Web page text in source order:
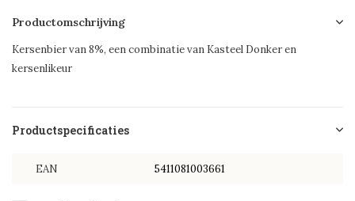
Productomschrijving
Kersenbier van 8%, een combinatie van Kasteel Donker en
kersenlikeur
Productspecificaties
EAN 5411081003661